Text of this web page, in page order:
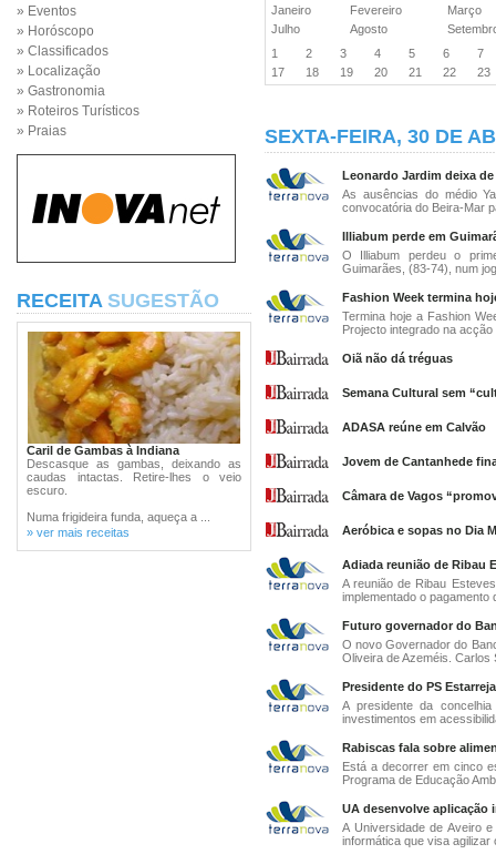
» Eventos
» Horóscopo
» Classificados
» Localização
» Gastronomia
» Roteiros Turísticos
» Praias
RECEITA SUGESTÃO
Caril de Gambas à Indiana
Descasque as gambas, deixando as
caudas intactas. Retire-lhes o veio
escuro.
Numa frigideira funda, aqueça a ...
» ver mais receitas
Janeiro
Fevereiro
Março
Julho
Agosto
1
2 3 4 5 6
7
17
18 19 20 21 22 23
SEXTA-FEIRA, 30 DE
Leonardo Jardim deixa
As ausências do médio
convocatória do Beira-Mar
Illiabum perde em
O Illiabum perdeu o
Guimarães, (83-74), num
Fashion Week termina
Termina hoje a Fashion
Projecto integrado na acção
Oiã não dá tréguas
Semana Cultural sem
ADASA reúne em Calvão
Jovem de Cantanhede
Câmara de Vagos
Aeróbica e sopas no Dia
Adiada reunião de Ribau
A reunião de Ribau
implementado o
Futuro governador do
O novo Governador do
Oliveira de Azeméis. Carlos
Presidente do PS
A presidente da
investimentos em
Rabiscas fala sobre
Está a decorrer em cinco
Programa de Educação
UA desenvolve aplicação
A Universidade de Aveiro
informática que visa agilizar